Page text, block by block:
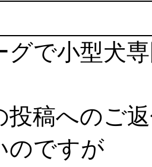
グで小型犬
投稿へのご
のですが